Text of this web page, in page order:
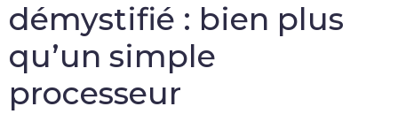
démystifié : bien plus
qu’un simple
processeur